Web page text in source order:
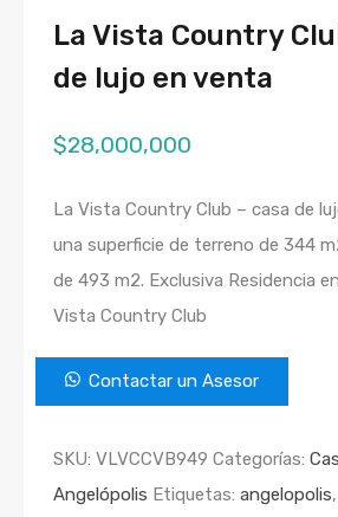
La Vista Country
de lujo en venta
$28,000,000
La Vista Country Club – casa de
una superficie de terreno de 344
de 493 m2. Exclusiva Residencia
Vista Country Club
Contactar un Asesor
SKU: VLVCCVB949 Categorías:
Angelópolis Etiquetas: angelopolis,